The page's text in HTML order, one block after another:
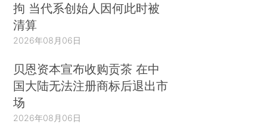
拘 当代系创始人因何此时被
清算
2026年08月06日
贝恩资本宣布收购贡茶 在中
国大陆无法注册商标后退出市
场
2026年08月06日